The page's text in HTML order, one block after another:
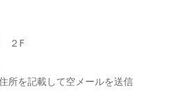
２F
所を記載して空メールを送信